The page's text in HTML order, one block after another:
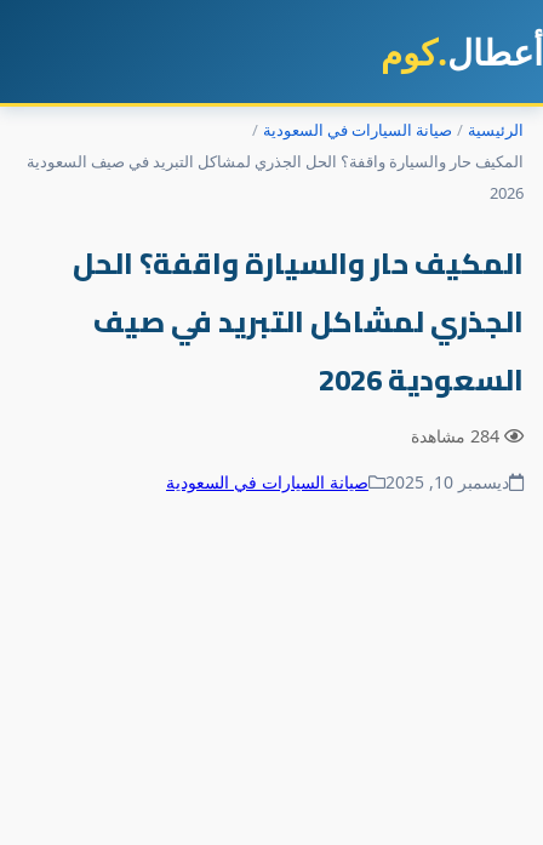
.كوم
صيانة السيارات في السعودية
حار والسيارة واقفة؟ الحل الجذري لمشاكل التبريد في صيف السعودية
حار والسيارة واقفة؟ الحل
لمشاكل التبريد في صيف
2026
ديسمبر 10, 2025
صيانة السيارات في السعودية